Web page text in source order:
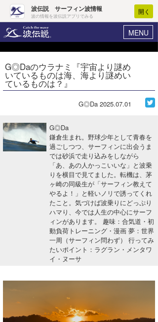
波伝説 サーフィン波情報
波の情報を波伝説アプリでみる
開く
MENU
ヘルプ マイホーム
ログイン
WAVE HUNTER波予想ツール
気象情報
サーフィンエリアガイド
会員メニュー
今月のプレゼント
G◎Daのウラナミ『宇宙より謎め
いているものは海、海より謎めい
ているものは？』
G◎Da 2025.07.01
G◎Da
鎌倉生まれ。野球少年として青春を
過ごしつつ、サーフィンに出会うま
では砂浜で走り込みをしながら
「あ、あの人かっこいいな」と波乗
りを横目で見てました。転機は、茅
ヶ崎の同級生が「サーフィン教えて
やるよ！」と軽いノリで誘ってくれ
たこと。気づけば波乗りにどっぷり
ハマり、今では人生の中心にサーフ
ィンがあります。 趣味：合気道・初
動負荷トレーニング・漫画 夢：世界
一周（サーフィン問わず） 行ってみ
たいポイント：ラグラン・メンタワ
イ・ヌーサ
Core Surf Japan
コンテスト
ファッション/グッズ
アート＆エンタメ
コラム
ショップ情報
ショップ情報